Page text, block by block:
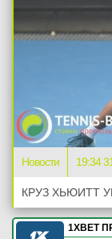
Новости 19:34
КРУЗ ХЬЮИТТ
1XBET